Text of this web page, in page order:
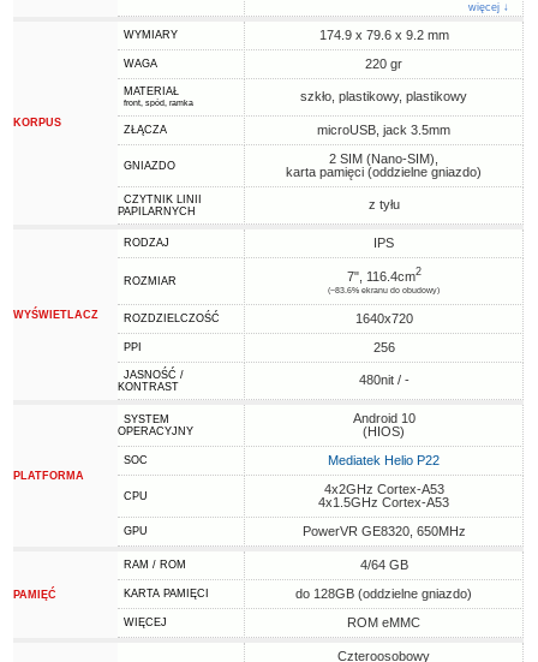
więcej ↓
KORPUS
WYMIARY 174.9 x 79.6 x 9.2 mm
WAGA 220 gr
MATERIAŁ
front, spód, ramka szkło, plastikowy, plastikowy
ZŁĄCZA microUSB, jack 3.5mm
GNIAZDO
2 SIM (Nano-SIM),
karta pamięci (oddzielne gniazdo)
CZYTNIK LINII
PAPILARNYCH
z tyłu
WYŚWIETLACZ
RODZAJ IPS
ROZMIAR 7", 116.4cm2
(~83.6% ekranu do obudowy)
ROZDZIELCZOŚĆ 1640x720
PPI 256
JASNOŚĆ /
KONTRAST
480nit / -
PLATFORMA
SYSTEM
OPERACYJNY
Android 10
(HIOS)
SOC Mediatek Helio P22
CPU
4x2GHz Cortex-A53
4x1.5GHz Cortex-A53
GPU PowerVR GE8320, 650MHz
PAMIĘĆ
RAM / ROM 4/64 GB
KARTA PAMIĘCI do 128GB (oddzielne gniazdo)
WIĘCEJ ROM eMMC
Czteroosobowy